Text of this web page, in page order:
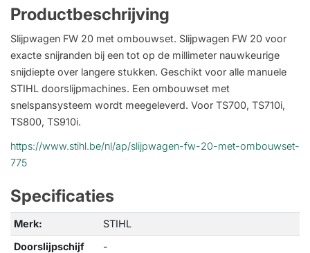
Productbeschrijving
Slijpwagen FW 20 met ombouwset. Slijpwagen FW 20 voor
exacte snijranden bij een tot op de millimeter nauwkeurige
snijdiepte over langere stukken. Geschikt voor alle manuele
STIHL doorslijpmachines. Een ombouwset met
snelspansysteem wordt meegeleverd. Voor TS700, TS710i,
TS800, TS910i.
https://www.stihl.be/nl/ap/slijpwagen-fw-20-met-ombouwset-
775
Specificaties
Merk:
STIHL
Doorslijpschijf
-